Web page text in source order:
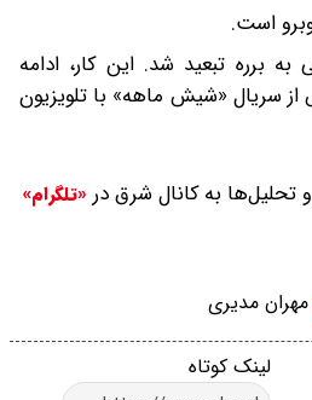
است.
تبعید شد. این کار، ادامه
سریال «شیش ماهه» با تلویزیون
تحلیل‌ها به کانال شرق در «تلگرام»
مهران مدیری
لینک کوتاه